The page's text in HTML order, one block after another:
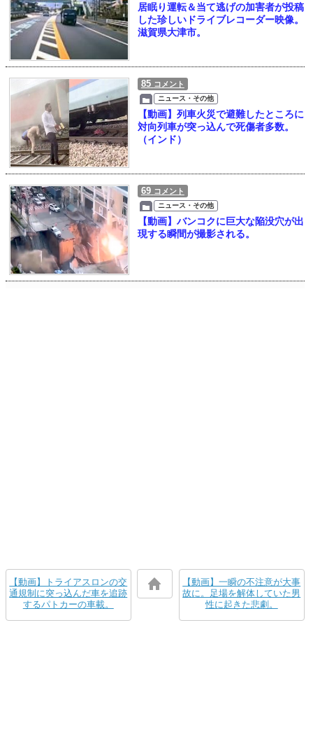
居眠り運転＆当て逃げの加害者が投稿
した珍しいドライブレコーダー映像。
滋賀県大津市。
85 コメント
ニュース・その他
【動画】列車火災で避難したところに
対向列車が突っ込んで死傷者多数。
（インド）
69 コメント
ニュース・その他
【動画】バンコクに巨大な陥没穴が出
現する瞬間が撮影される。
【動画】トライアスロンの交
通規制に突っ込んだ車を追跡
するパトカーの車載。
【動画】一瞬の不注意が大事
故に。足場を解体していた男
性に起きた悲劇。